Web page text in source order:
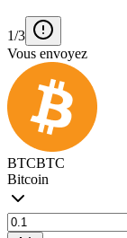
1/3
Vous envoyez
BTCBTC
Bitcoin